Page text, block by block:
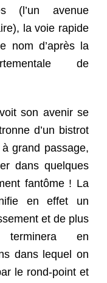
(l’un avenue
la voie rapide
nom d’après la
de
son avenir se
d’un bistrot
grand passage,
dans quelques
fantôme ! La
en effet un
et de plus
terminera en
dans lequel on
le rond-point et